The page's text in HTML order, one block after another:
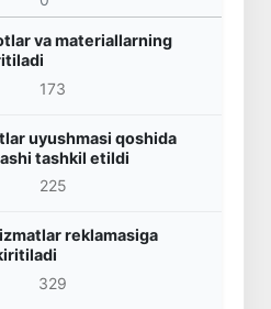
va materiallarning
173
uyushmasi qoshida
tashkil etildi
225
reklamasiga
329